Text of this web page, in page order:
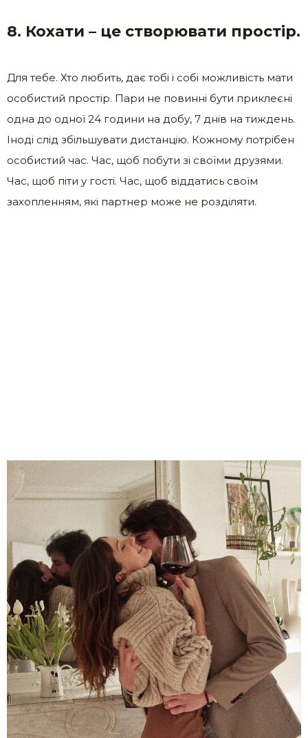
8. Кохати – це створювати простір.
Для тебе. Хто любить, дає тобі і собі можливість мати
особистий простір. Пари не повинні бути приклеєні
одна до одної 24 години на добу, 7 днів на тиждень.
Іноді слід збільшувати дистанцію. Кожному потрібен
особистий час. Час, щоб побути зі своїми друзями.
Час, щоб піти у гості. Час, щоб віддатись своїм
захопленням, які партнер може не розділяти.